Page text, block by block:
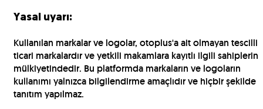
Yasal uyarı:
Kullanılan markalar ve logolar, otoplus'a ait olmayan tescilli
ticari markalardır ve yetkili makamlara kayıtlı ilgili sahiplerin
mülkiyetindedir. Bu platformda markaların ve logoların
kullanımı yalnızca bilgilendirme amaçlıdır ve hiçbir şekilde
tanıtım yapılmaz.